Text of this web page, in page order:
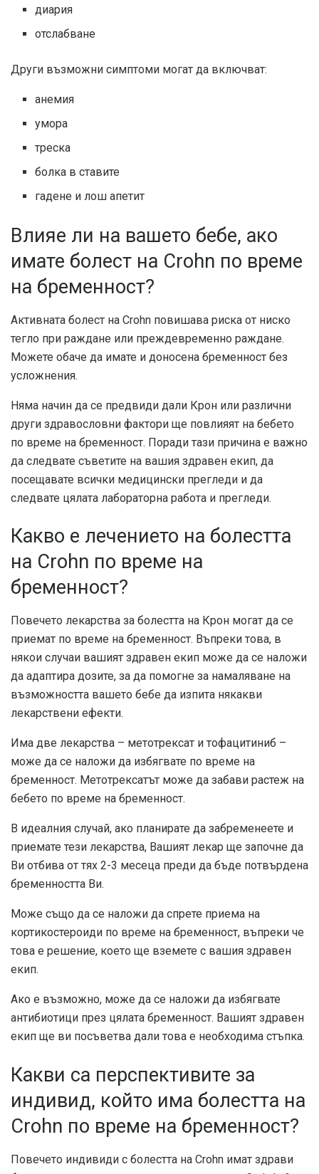
диария
отслабване
Други възможни симптоми могат да включват:
анемия
умора
треска
болка в ставите
гадене и лош апетит
Влияе ли на вашето бебе, ако
имате болест на Crohn по време
на бременност?
Активната болест на Crohn повишава риска от ниско
тегло при раждане или преждевременно раждане.
Можете обаче да имате и доносена бременност без
усложнения.
Няма начин да се предвиди дали Крон или различни
други здравословни фактори ще повлияят на бебето
по време на бременност. Поради тази причина е важно
да следвате съветите на вашия здравен екип, да
посещавате всички медицински прегледи и да
следвате цялата лабораторна работа и прегледи.
Какво е лечението на болестта
на Crohn по време на
бременност?
Повечето лекарства за болестта на Крон могат да се
приемат по време на бременност. Въпреки това, в
някои случаи вашият здравен екип може да се наложи
да адаптира дозите, за да помогне за намаляване на
възможността вашето бебе да изпита някакви
лекарствени ефекти.
Има две лекарства – метотрексат и тофацитиниб –
може да се наложи да избягвате по време на
бременност. Метотрексатът може да забави растеж на
бебето по време на бременност.
В идеалния случай, ако планирате да забременеете и
приемате тези лекарства, Вашият лекар ще започне да
Ви отбива от тях 2-3 месеца преди да бъде потвърдена
бременността Ви.
Може също да се наложи да спрете приема на
кортикостероиди по време на бременност, въпреки че
това е решение, което ще вземете с вашия здравен
екип.
Ако е възможно, може да се наложи да избягвате
антибиотици през цялата бременност. Вашият здравен
екип ще ви посъветва дали това е необходима стъпка.
Какви са перспективите за
индивид, който има болестта на
Crohn по време на бременност?
Повечето индивиди с болестта на Crohn имат здрави